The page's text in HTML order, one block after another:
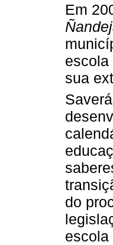
Em
escola
sua
do
escola